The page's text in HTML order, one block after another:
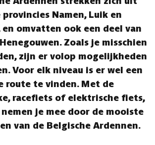
provincies Namen, Luik en
en omvatten ook een deel van
Zoals je misschien
zijn er volop mogelijkheden
Voor elk niveau is er wel een
route te vinden. Met de
racefiets of elektrische fiets,
je mee door de mooiste
van de Belgische Ardennen.